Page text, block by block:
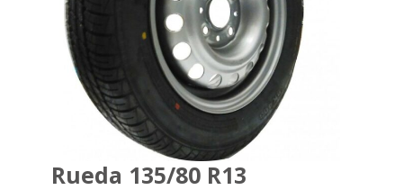
Rueda 135/80 R13